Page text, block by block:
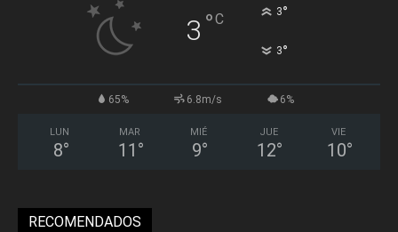
3 °C 3°
3°
65% 6.8m/s 6%
LUN
8°
MAR
11 °
MIÉ
9°
JUE
12°
VIE
10°
RECOMENDADOS